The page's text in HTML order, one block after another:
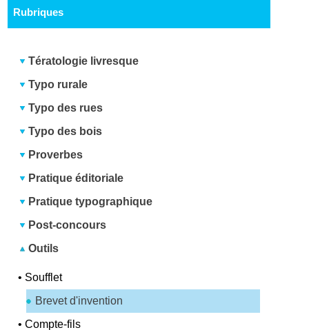
Rubriques
Tératologie livresque
Typo rurale
Typo des rues
Typo des bois
Proverbes
Pratique éditoriale
Pratique typographique
Post-concours
Outils
• Soufflet
Brevet d'invention
•Compte-fils